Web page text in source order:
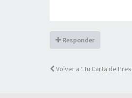
Responder
Volver a “Tu Carta de